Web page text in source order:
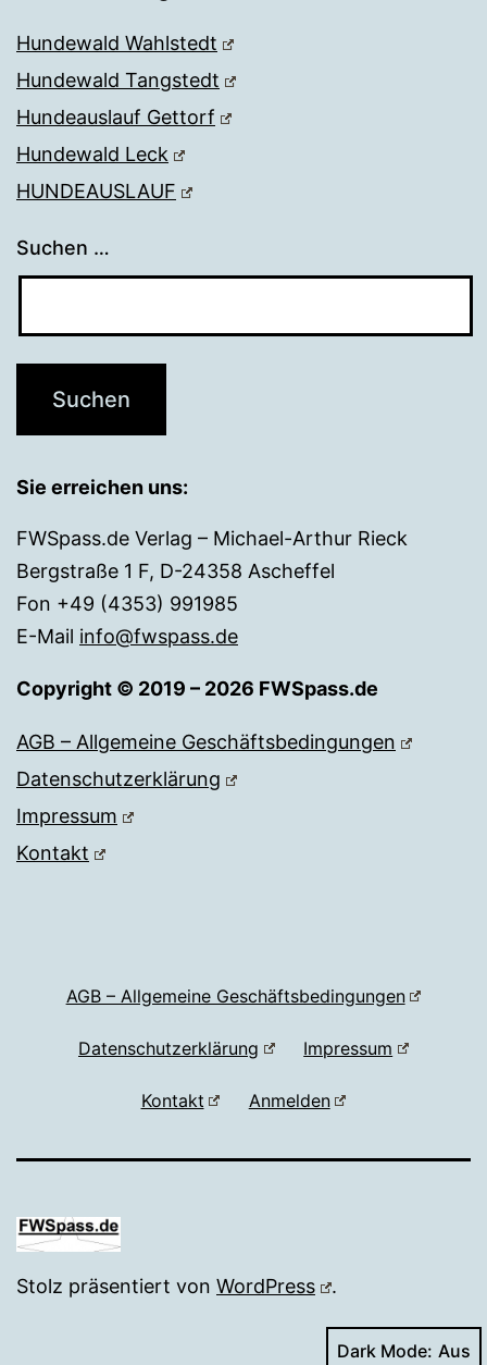
Hundewald Wahlstedt
Hundewald Tangstedt
Hundeauslauf Gettorf
Hundewald Leck
HUNDEAUSLAUF
Suchen …
Sie erreichen uns:
FWSpass.de Verlag – Michael-Arthur Rieck
Bergstraße 1 F, D-24358 Ascheffel
Fon +49 (4353) 991985
E-Mail info@fwspass.de
Copyright © 2019 – 2026 FWSpass.de
AGB – Allgemeine Geschäftsbedingungen
Datenschutzerklärung
Impressum
Kontakt
AGB – Allgemeine Geschäftsbedingungen
Datenschutzerklärung Impressum
Kontakt Anmelden
Stolz präsentiert von WordPress .
Dark Mode: